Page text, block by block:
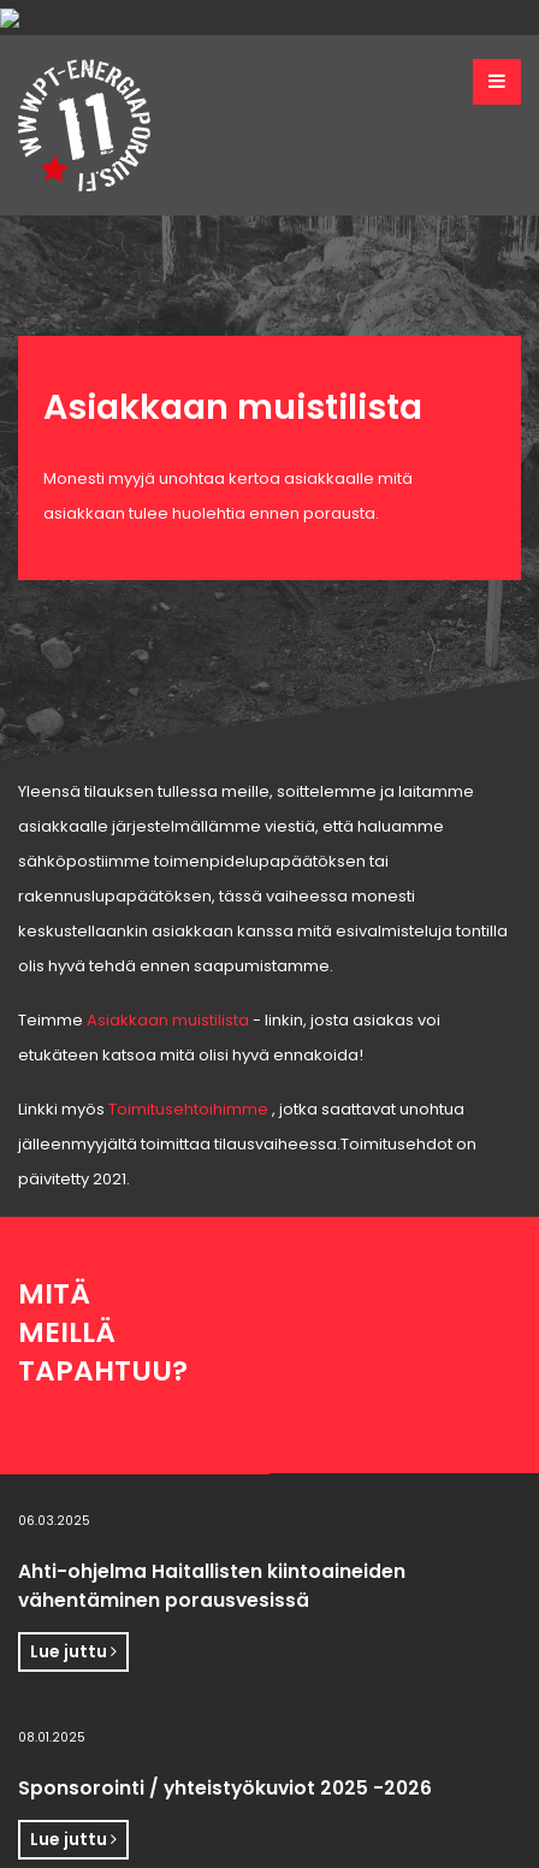
Asiakkaan muistilista
Monesti myyjä unohtaa kertoa asiakkaalle mitä
asiakkaan tulee huolehtia ennen porausta.
Yleensä tilauksen tullessa meille, soittelemme ja laitamme
asiakkaalle järjestelmällämme viestiä, että haluamme
sähköpostiimme toimenpidelupapäätöksen tai
rakennuslupapäätöksen, tässä vaiheessa monesti
keskustellaankin asiakkaan kanssa mitä esivalmisteluja tontilla
olis hyvä tehdä ennen saapumistamme.
Teimme Asiakkaan muistilista - linkin, josta asiakas voi
etukäteen katsoa mitä olisi hyvä ennakoida!
Linkki myös Toimitusehtoihimme , jotka saattavat unohtua
jälleenmyyjältä toimittaa tilausvaiheessa.Toimitusehdot on
päivitetty 2021.
MITÄ
MEILLÄ
TAPAHTUU?
06.03.2025
Ahti-ohjelma Haitallisten kiintoaineiden
vähentäminen porausvesissä
Lue juttu
08.01.2025
Sponsorointi / yhteistyökuviot 2025 -2026
Lue juttu